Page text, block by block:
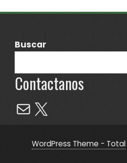
Buscar
Contactanos
Mail
X
WordPress Theme - Total